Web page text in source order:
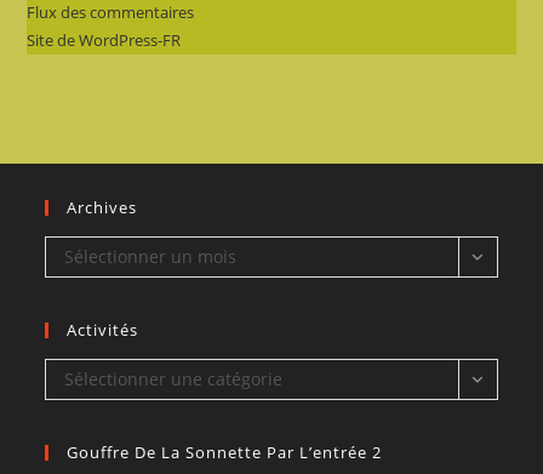
Flux des commentaires
Site de WordPress-FR
Archives
Archives
Sélectionner un mois
Activités
Activités
Sélectionner une catégorie
Gouffre De La Sonnette Par L’entrée 2